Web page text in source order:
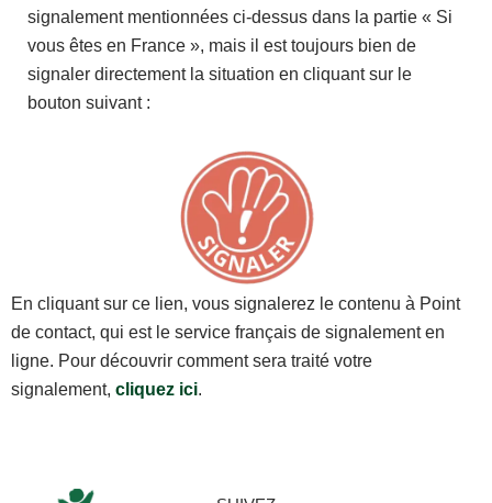
signalement mentionnées ci-dessus dans la partie « Si
vous êtes en France », mais il est toujours bien de
signaler directement la situation en cliquant sur le
bouton suivant :
En cliquant sur ce lien, vous signalerez le contenu à Point
de contact, qui est le service français de signalement en
ligne. Pour découvrir comment sera traité votre
signalement, cliquez ici.